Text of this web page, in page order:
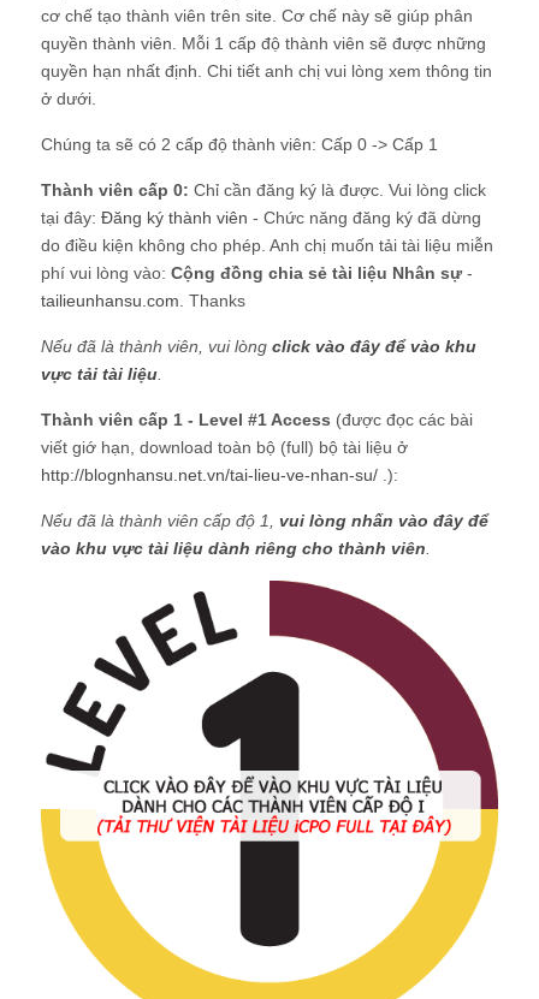
cơ chế tạo thành viên trên site. Cơ chế này sẽ giúp phân
quyền thành viên. Mỗi 1 cấp độ thành viên sẽ được những
quyền hạn nhất định. Chi tiết anh chị vui lòng xem thông tin
ở dưới.
Chúng ta sẽ có 2 cấp độ thành viên: Cấp 0 -> Cấp 1
Thành viên cấp 0: Chỉ cần đăng ký là được. Vui lòng click
tại đây: Đăng ký thành viên - Chức năng đăng ký đã dừng
do điều kiện không cho phép. Anh chị muốn tải tài liệu miễn
phí vui lòng vào: Cộng đồng chia sẻ tài liệu Nhân sự-
tailieunhansu.com . Thanks
Nếu đã là thành viên, vui lòng click vào đây để vào khu
vực tải tài liệu
Thành viên cấp 1 - Level #1 Access (được đọc các bài
viết giớ hạn, download toàn bộ (full) bộ tài liệu ở
http://blognhansu.net.vn/tai-lieu-ve-nhan-su/ .):
Nếu đã là thành viên cấp độ 1, vui lòng nhấn vào đây để
vào khu vực tài liệu dành riêng cho thành viên